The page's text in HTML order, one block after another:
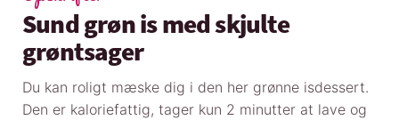
Sund grøn is med skjulte
grøntsager
Du kan roligt mæske dig i den her grønne isdessert.
Den er kaloriefattig, tager kun 2 minutter at lave og